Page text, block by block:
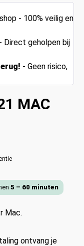
- 100% veilig en
Direct geholpen bij
- Geen risico,
MAC
5 – 60 minuten
Mac.
ontvang je